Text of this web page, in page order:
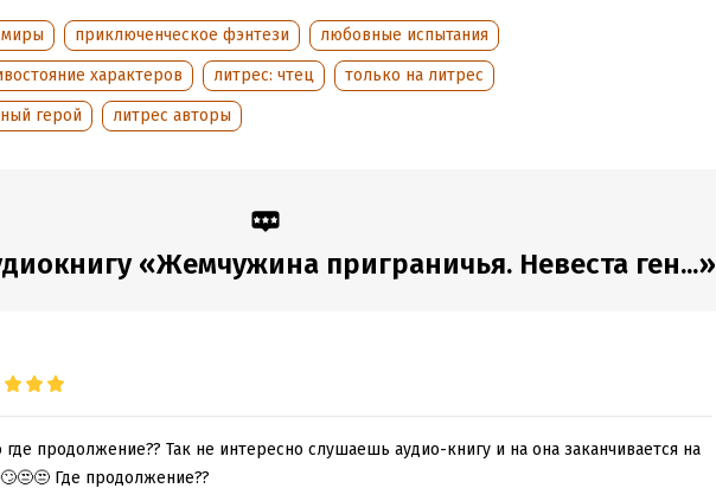
приключенческое фэнтези
любовные испытания
характеров
литрес: чтец
только на литрес
герой
литрес авторы
«Жемчужина приграничья. Невеста ген...»
продолжение?? Так не интересно слушаешь аудио-книгу и на она заканчивается на
Где продолжение??